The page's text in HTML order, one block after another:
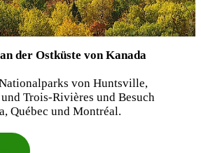
der Ostküste von Kanada
von Huntsville,
Trois-Rivières und Besuch
Québec und Montréal.